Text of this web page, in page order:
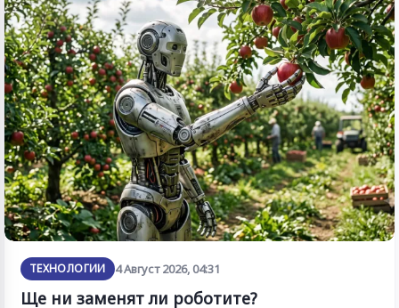
ТЕХНОЛОГИИ 4 Август 2026, 04:31
Ще ни заменят ли роботите?